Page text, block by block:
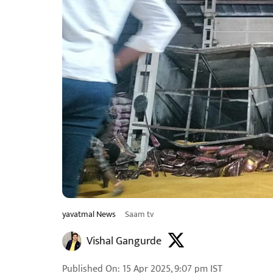
yavatmal News Saam tv
Vishal Gangurde
Published On: 15 Apr 2025, 9:07 pm IST